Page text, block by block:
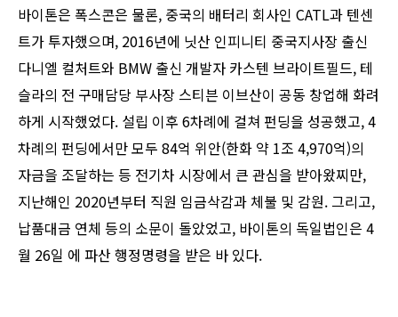
바이톤은 폭스콘은 물론, 중국의 배터리 회사인 CATL과 텐센
트가 투자했으며, 2016년에 닛산 인피니티 중국지사장 출신
다니엘 컬처트와 BMW 출신 개발자 카스텐 브라이트필드, 테
슬라의 전 구매담당 부사장 스티븐 이브산이 공동 창업해 화려
하게 시작했었다. 설립 이후 6차례에 걸쳐 펀딩을 성공했고, 4
차례의 펀딩에서만 모두 84억 위안(한화 약 1조 4,970억)의
자금을 조달하는 등 전기차 시장에서 큰 관심을 받아왔찌만,
지난해인 2020년부터 직원 임금삭감과 체불 및 감원. 그리고,
납품대금 연체 등의 소문이 돌았었고, 바이톤의 독일법인은 4
월 26일 에 파산 행정명령을 받은 바 있다.